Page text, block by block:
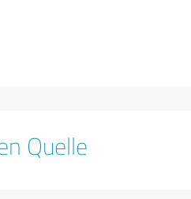
Quelle